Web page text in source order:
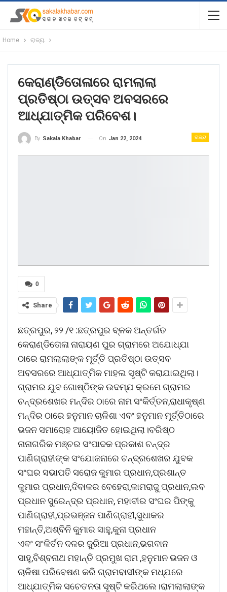
Home ରାଜ୍ୟ
କେରାଣ୍ଡିତୋଳାରେ ରାମଲାଲା
ପ୍ରତିଷ୍ଠା ଉତ୍ସବ ଅବସରରେ
ଆଧ୍ଯାତ୍ମିକ ପରିବେଶ।
ରାଜ୍ୟ
By Sakala Khabar On Jan 22, 2024
0
Share
ଛତ୍ରପୁର, ୨୨ /୧ :ଛତ୍ରପୁର ବ୍ଳକ ଅନ୍ତର୍ଗତ
କେରାଣ୍ଡିତୋଳା ନାରାୟଣ ପୁର ଗ୍ରାମରେ ଅଯୋଧ୍ଯା
ଠାରେ ରାମଲାଲାଙ୍କ ମୂର୍ତ୍ତି ପ୍ରତିଷ୍ଠା ଉତ୍ସବ
ଅବସରରେ ଆଧ୍ଯାତ୍ମିକ ମାହଲ ସୃଷ୍ଟି କରାଯାଇଥିଲା।
ଗ୍ରାମର ଯୁବ ଗୋଷ୍ଠିଙ୍କ ଉଦମ୍ଯ କ୍ରମେ ଗ୍ରାମର
ଚନ୍ଦ୍ରଶେଖର ମନ୍ଦିର ଠାରେ ନାମ ସଂକିର୍ତ୍ତନ,ରାଧାକୃଷ୍ଣ
ମନ୍ଦିର ଠାରେ ହନୁମାନ ଚାଳିଶା ଏବଂ ହନୁମାନ ମୂର୍ତ୍ତିଠାରେ
ଭଜନ ସମାରୋହ ଆୟୋଜିତ ହୋଇଥିଲା।ବରିଷ୍ଠ
ନାନାଗରିକ ମଞ୍ଚର ସଂପାଦକ ପ୍ରକାଶ ଚନ୍ଦ୍ର
ପାଣିଗ୍ରାହୀଙ୍କ ସଂଯୋଜନାରେ ଚନ୍ଦ୍ରଶେଖର ଯୁବକ
ସଂଘର ସଭାପତି ସରୋଜ କୁମାର ପ୍ରଧାନ,ପ୍ରଶାନ୍ତ
କୁମାର ପ୍ରଧାନ,ଦିବାକର ବେହେରା,କାମରାଜୁ ପ୍ରଧାନ,ଲବ
ପ୍ରଧାନ ସୁରେନ୍ଦ୍ର ପ୍ରଧାନ, ମହାବୀର ସଂଘର ପିଙ୍କୁ
ପାଣିଗ୍ରାହୀ,ପ୍ରଭଞ୍ଜନ ପାଣିଗ୍ରାହୀ,ସୁଧାକର
ମହାନ୍ତି,ଅଶ୍ବିନି କୁମାର ସାହୁ,କୁନା ପ୍ରଧାନ
ଏବଂ ସଂକିର୍ତନ ଦଳର ଜୁରିଆ ପ୍ରଧାନ,ଭଗବାନ
ସାହୁ,ବିଶ୍ବନାଥ ମହାନ୍ତି ପ୍ରମୁଖ ରାମ ,ହନୁମାନ ଭଜନ ଓ
ଚାଳିଷା ପରିବେଷଣ କରି ଗ୍ରାମବାସୀଙ୍କ ମଧ୍ଯରେ
ଆଧ୍ଯାତ୍ମିକ ସଚେତନତା ସୃଷ୍ଟି କରିଥଲେ।ରାମଲାଲାଙ୍କ